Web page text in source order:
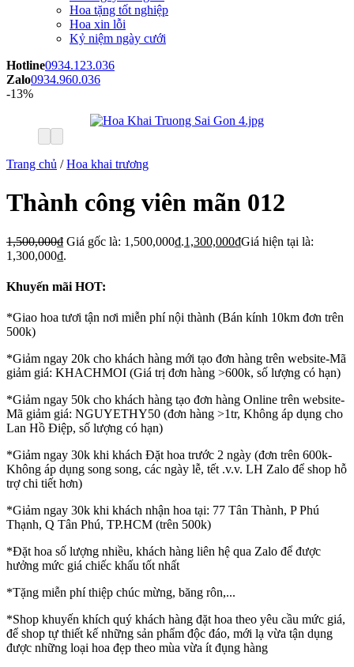
Hoa tặng tốt nghiệp
Hoa xin lỗi
Kỷ niệm ngày cưới
Hotline0934.123.036
Zalo0934.960.036
-13%
Trang chủ / Hoa khai trương
Thành công viên mãn 012
1,500,000₫ Giá gốc là: 1,500,000₫.1,300,000₫Giá hiện tại là:
1,300,000₫.
Khuyến mãi HOT:
*Giao hoa tươi tận nơi miễn phí nội thành (Bán kính 10km đơn trên
500k)
*Giảm ngay 20k cho khách hàng mới tạo đơn hàng trên website-Mã
giảm giá: KHACHMOI (Giá trị đơn hàng >600k, số lượng có hạn)
*Giảm ngay 50k cho khách hàng tạo đơn hàng Online trên website-
Mã giảm giá: NGUYETHY50 (đơn hàng >1tr, Không áp dụng cho
Lan Hồ Điệp, số lượng có hạn)
*Giảm ngay 30k khi khách Đặt hoa trước 2 ngày (đơn trên 600k-
Không áp dụng song song, các ngày lễ, tết .v.v. LH Zalo để shop hỗ
trợ chi tiết hơn)
*Giảm ngay 30k khi khách nhận hoa tại: 77 Tân Thành, P Phú
Thạnh, Q Tân Phú, TP.HCM (trên 500k)
*Đặt hoa số lượng nhiều, khách hàng liên hệ qua Zalo để được
hưởng mức giá chiếc khấu tốt nhất
*Tặng miễn phí thiệp chúc mừng, băng rôn,...
*Shop khuyến khích quý khách hàng đặt hoa theo yêu cầu mức giá,
để shop tự thiết kế những sản phẩm độc đáo, mới lạ vừa tận dụng
được những loại hoa đẹp theo mùa vừa ít đụng hàng